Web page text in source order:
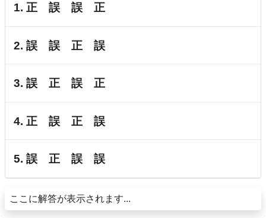
1. 正 誤 誤 正
2. 誤 誤 正 誤
3. 誤 正 誤 正
4. 正 誤 正 誤
5. 誤 正 誤 誤
ここに解答が表示されます...